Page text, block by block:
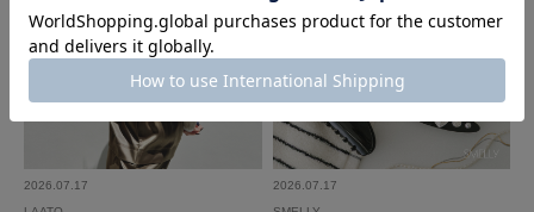
2026.07.17
2026.07.17